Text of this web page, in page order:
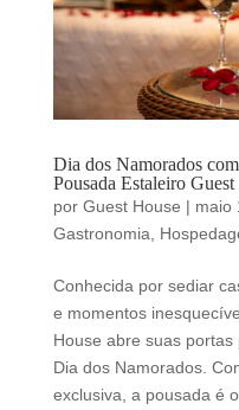
Dia dos Namorados
Pousada Estaleiro
por Guest House | maio
Gastronomia
Conhecida por sediar
e momentos
House abre suas
Dia dos Namorados.
exclusiva, a pousada é